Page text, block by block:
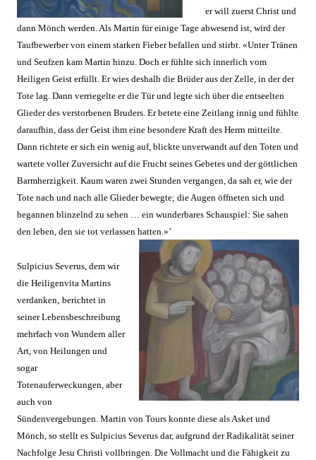
er will zuerst Christ und
dann Mönch werden. Als Martin für einige Tage abwesend ist, wird der
Taufbewerber von einem starken Fieber befallen und stirbt. «Unter Tränen
und Seufzen kam Martin hinzu. Doch er fühlte sich innerlich vom
Heiligen Geist erfüllt. Er wies deshalb die Brüder aus der Zelle, in der der
Tote lag. Dann verriegelte er die Tür und legte sich über die entseelten
Glieder des verstorbenen Bruders. Er betete eine Zeitlang innig und fühlte
daraufhin, dass der Geist ihm eine besondere Kraft des Herrn mitteilte.
Dann richtete er sich ein wenig auf, blickte unverwandt auf den Toten und
wartete voller Zuversicht auf die Frucht seines Gebetes und der göttlichen
Barmherzigkeit. Kaum waren zwei Stunden vergangen, da sah er, wie der
Tote nach und nach alle Glieder bewegte; die Augen öffneten sich und
begannen blinzelnd zu sehen … ein wunderbares Schauspiel: Sie sahen
den leben, den sie tot verlassen hatten.»’
Sulpicius Severus, dem wir
die Heiligenvita Martins
verdanken, berichtet in
seiner Lebensbeschreibung
mehrfach von Wundern aller
Art, von Heilungen und
sogar
Totenauferweckungen, aber
auch von
Sündenvergebungen. Martin von Tours konnte diese als Asket und
Mönch, so stellt es Sulpicius Severus dar, aufgrund der Radikalität seiner
Nachfolge Jesu Christi vollbringen. Die Vollmacht und die Fähigkeit zu